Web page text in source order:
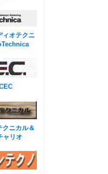
オテクニ
ニカル＆
ャリオ